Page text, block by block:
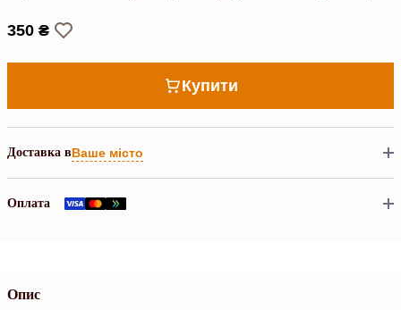
350 ₴
Купити
Доставка вВаше місто
Оплата
Опис